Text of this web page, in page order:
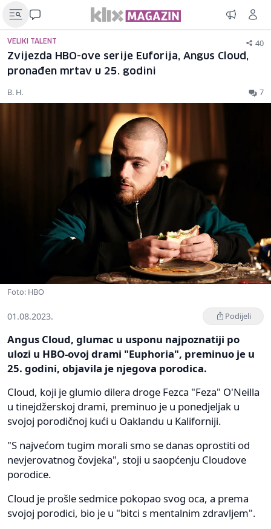
VELIKI TALENT 40
Zvijezda HBO-ove serije Euforija, Angus Cloud,
pronađen mrtav u 25. godini
B. H. 7
Foto: HBO
01.08.2023. Podijeli
Angus Cloud, glumac u usponu najpoznatiji po
ulozi u HBO-ovoj drami "Euphoria", preminuo je u
25. godini, objavila je njegova porodica.
Cloud, koji je glumio dilera droge Fezca "Feza" O'Neilla
u tinejdžerskoj drami, preminuo je u ponedjeljak u
svojoj porodičnoj kući u Oaklandu u Kaliforniji.
"S najvećom tugim morali smo se danas oprostiti od
nevjerovatnog čovjeka", stoji u saopćenju Cloudove
porodice.
Cloud je prošle sedmice pokopao svog oca, a prema
svojoj porodici, bio je u "bitci s mentalnim zdravljem".